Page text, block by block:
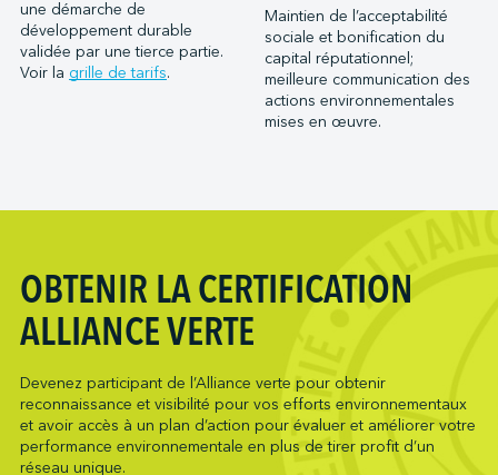
Ports of Indiana-Burns Harbor
Ports of Indiana-Jeffersonville
Ports of Indiana-Mount Vernon
Société du parc industriel et portuaire de Bécancour
Metro Ports - Houston
Metro Ports - Long Beach
Metro Ports - Morehead City
Oceanex
Owen Sound Transportation Company
Pasha Group (Wilmington)
Pembina Infrastructure and Logistics LP
Picton Terminals
une démarche de
développement durable
validée par une tierce partie.
Voir la grille de tarifs.
Maintien de l’acceptabilité
sociale et bonification du
capital réputationnel;
meilleure communication des
actions environnementales
mises en œuvre.
OBTENIR LA CERTIFICATION
ALLIANCE VERTE
Devenez participant de l’Alliance verte pour obtenir
reconnaissance et visibilité pour vos efforts environnementaux
et avoir accès à un plan d’action pour évaluer et améliorer votre
performance environnementale en plus de tirer profit d’un
réseau unique.